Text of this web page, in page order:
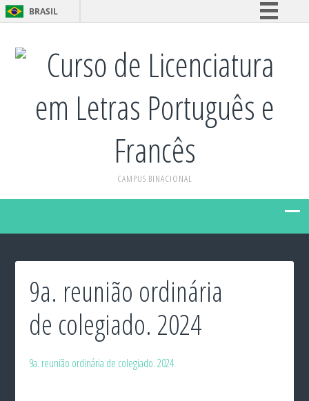
BRASIL
Comunica BR
Participe
Acesso à informação
Legislação
Curso de Licenciatura
em Letras Português e
Francês
CAMPUS BINACIONAL
9a. reunião ordinária
de colegiado. 2024
9a. reunião ordinária de colegiado. 2024